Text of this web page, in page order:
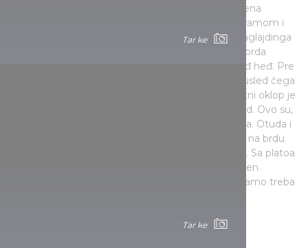
Tar ke
Tar ke
Čobanc, koji se uzdiže na 375 metara na ivici basena
Tapolca, nudi izvanredan doživljaj sa svojom panoramom i
ruševinama tvrđave. Nije slučajno što ljubitelji paraglajdinga
poleću odavde. Sličan ugođaj pružaju i druga dva brda
vulkanskog porekla u blizini: Badačonj ili Sent Đerđ heđ. Pre
više miliona godina ovde je bilo aktivnih vulkana, usled čega
se magma izlivala i očvrsla na površini. Ovaj bazaltni oklop je
zatim odolevao kasnijoj eroziji i zaštitio stene ispod. Ovo su,
dakle, brda koja svedoče o visini prvobitnog terena. Otuda i
mađarski naziv „tanuheđ“ - brdo svedok. Zapravo, na brdu
se nalazite na dnu nekadašnjeg Panonskog mora. Sa platoa
se pruža prekrasan pogled na jezero Balaton i basen
Tapolca. Najlakše se do vrha dolazi iz Đulakesija, samo treba